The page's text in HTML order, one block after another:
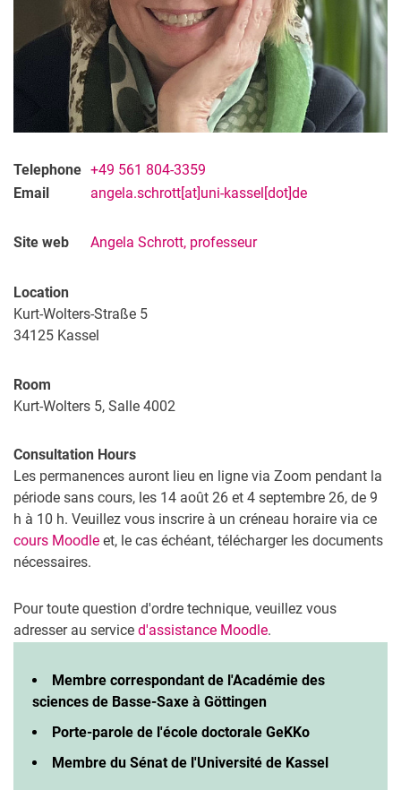
Telephone +49 561 804-3359
Email
angela.schrott[at]uni-kassel[dot]de
Site web Angela Schrott, professeur
Location
Kurt-Wolters-Straße 5
34125 Kassel
Room
Kurt-Wolters 5, Salle 4002
Consultation Hours
Les permanences auront lieu en ligne via Zoom pendant la
période sans cours, les 14 août 26 et 4 septembre 26, de 9
h à 10 h. Veuillez vous inscrire à un créneau horaire via ce
cours Moodle et, le cas échéant, télécharger les documents
nécessaires.
Pour toute question d'ordre technique, veuillez vous
adresser au service d'assistance Moodle.
Membre correspondant de l'Académie des
sciences de Basse-Saxe à Göttingen
Porte-parole de l'école doctorale GeKKo
Membre du Sénat de l'Université de Kassel